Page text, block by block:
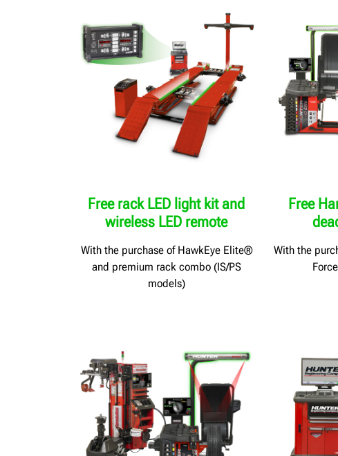
Free rack LED light kit and
wireless LED remote
With the purchase of HawkEye Elite®
and premium rack combo (IS/PS
models)
Free
With the